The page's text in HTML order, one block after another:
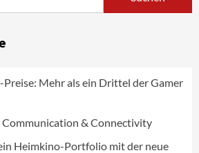
Preise: Mehr als ein Drittel der Gamer
Communication & Connectivity
Heimkino-Portfolio mit der neue
dem Internet
zur IFA 2026 zurück und prägt